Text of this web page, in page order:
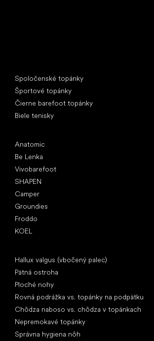
Spoločenské topánky
Športové topánky
Čierne barefoot topánky
Biele tenisky
Anatomic
Be Lenka
Vivobarefoot
SHAPEN
Camper
Groundies
Froddo
KOEL
Hallux valgus (vbočený palec)
Pätná ostroha
Ploché nohy
Rovná podrážka vs. topánky na podpätku
Chôdza naboso vs. chôdza v topánkach
Nepremokavé topánky
Správna hygiena nôh